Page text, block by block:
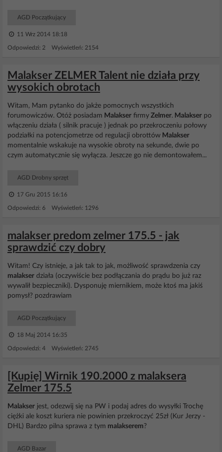
AGD Początkujący
11 Wrz 2014 18:18
Odpowiedzi: 2 Wyświetleń: 2154
Malakser ZELMER Talent nie działa przy
wysokich obrotach
Witam, Mam pytanko do jakże pomocnych wszystkich
forumowiczów. Otóż posiadam Malakser firmy Zelmer. Malakser po
włączeniu działa ( silnik pracuje ) jednak po przekroczeniu połowy
podziałki na potencjometrze od regulacji obrottów Malakser
momentalnie wskakuje na wysokie obroty na sekunde, dwie po
czym automatycznie się wyłącza. Jeszcze go nie demontowałem...
AGD Drobny sprzęt
17 Gru 2015 16:16
Odpowiedzi: 6 Wyświetleń: 1296
malakser predom zelmer 175.5 - jak
sprawdzić czy dobry
Witam! Czy istnieje, a jak tak to jak, możliwość sprawdzenia czy
malakser działa (oczywiście bez podłączania do prądu bo już raz
wywalił bezpieczniki). Dysponuję miernikiem, może ktoś ma jakiś
pomysł? pozdrawiam
AGD Początkujący
18 Maj 2014 16:35
Odpowiedzi: 4 Wyświetleń: 2745
[Kupię] Wirnik 190.2000 z malaksera
Zelmer 175.5
Malakser jest, odezwij się na PW i podaj adres do wysyłki Trochę
ciężki ale koszt kuriera nie powinien przekroczyć 25zł (Kur Jerzy -
DHL) Bardzo pilna sprawa z tym malakserem?
AGD Bazar